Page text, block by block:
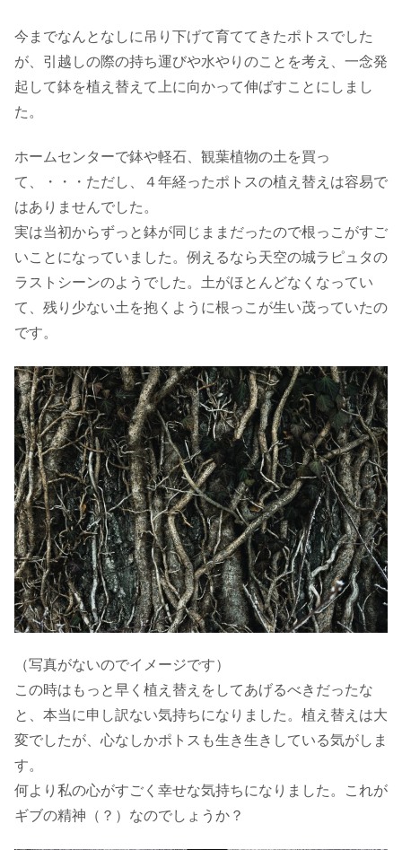
今までなんとなしに吊り下げて育ててきたポトスでした
が、引越しの際の持ち運びや水やりのことを考え、一念発
起して鉢を植え替えて上に向かって伸ばすことにしまし
た。
ホームセンターで鉢や軽石、観葉植物の土を買っ
て、・・・ただし、４年経ったポトスの植え替えは容易で
はありませんでした。
実は当初からずっと鉢が同じままだったので根っこがすご
いことになっていました。例えるなら天空の城ラピュタの
ラストシーンのようでした。土がほとんどなくなってい
て、残り少ない土を抱くように根っこが生い茂っていたの
です。
（写真がないのでイメージです）
この時はもっと早く植え替えをしてあげるべきだったな
と、本当に申し訳ない気持ちになりました。植え替えは大
変でしたが、心なしかポトスも生き生きしている気がしま
す。
何より私の心がすごく幸せな気持ちになりました。これが
ギブの精神（？）なのでしょうか？